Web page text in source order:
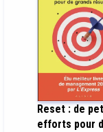
Reset : de
efforts pour